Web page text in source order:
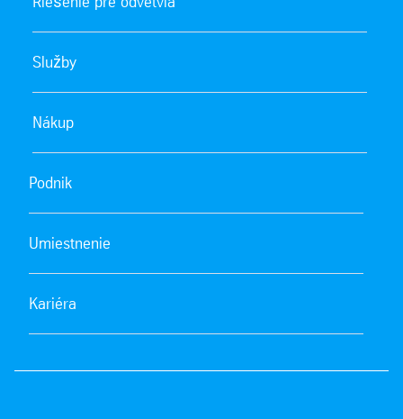
Služby
Nákup
Podnik
Umiestnenie
Kariéra